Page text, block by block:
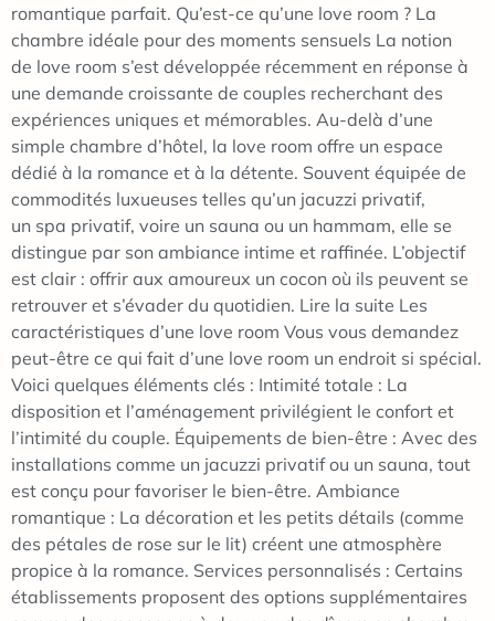
romantique parfait. Qu’est-ce qu’une love room ? La
chambre idéale pour des moments sensuels La notion
de love room s’est développée récemment en réponse à
une demande croissante de couples recherchant des
expériences uniques et mémorables. Au-delà d’une
simple chambre d’hôtel, la love room offre un espace
dédié à la romance et à la détente. Souvent équipée de
commodités luxueuses telles qu’un jacuzzi privatif,
un spa privatif, voire un sauna ou un hammam, elle se
distingue par son ambiance intime et raffinée. L’objectif
est clair : offrir aux amoureux un cocon où ils peuvent se
retrouver et s’évader du quotidien. Lire la suite Les
caractéristiques d’une love room Vous vous demandez
peut-être ce qui fait d’une love room un endroit si spécial.
Voici quelques éléments clés : Intimité totale : La
disposition et l’aménagement privilégient le confort et
l’intimité du couple. Équipements de bien-être : Avec des
installations comme un jacuzzi privatif ou un sauna, tout
est conçu pour favoriser le bien-être. Ambiance
romantique : La décoration et les petits détails (comme
des pétales de rose sur le lit) créent une atmosphère
propice à la romance. Services personnalisés : Certains
établissements proposent des options supplémentaires